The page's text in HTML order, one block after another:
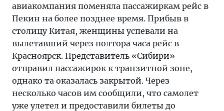
авиакомпания поменяла пассажиркам рейс в
Пекин на более позднее время. Прибыв в
столицу Китая, женщины успевали на
вылетавший через полтора часа рейс в
Красноярск. Представитель «Сибири»
отправил пассажирок к транзитной зоне,
однако та оказалась закрытой. Через
несколько часов им сообщили, что самолет
уже улетел и предоставили билеты до